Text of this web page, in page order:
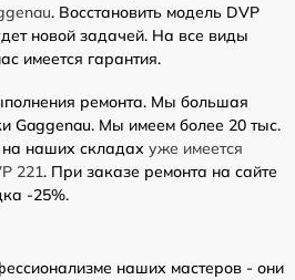
. Восстановить модель DVP
новой задачей. На все виды
имеется гарантия.
ремонта. Мы большая
Gaggenau. Мы имеем более 20 тыс.
на наших складах уже имеется
221. При заказе ремонта на сайте
-25%.
наших мастеров - они